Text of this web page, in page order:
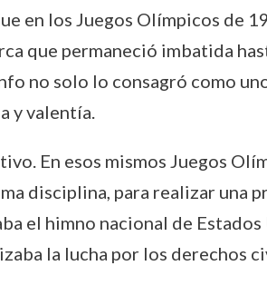
en los Juegos Olímpicos de
que permaneció imbatida
no solo lo consagró como
y valentía.
En esos mismos Juegos
disciplina, para realizar
el himno nacional de
la lucha por los derechos